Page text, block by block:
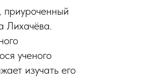
приуроченный
Лихачёва.
ученого
изучать его